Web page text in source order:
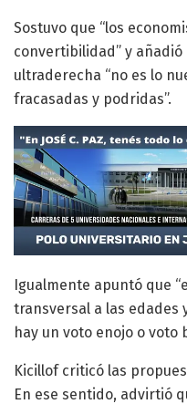
Sostuvo que “los
convertibilidad” y
ultraderecha “no es lo
fracasadas y podridas”.
Igualmente apuntó que
transversal a las edades
hay un voto enojo o voto
Kicillof criticó las
En ese sentido, advirtió